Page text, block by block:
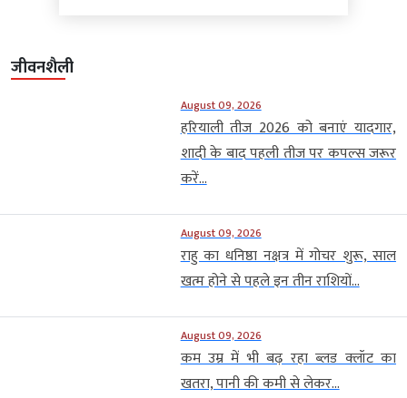
जीवनशैली
August 09, 2026
हरियाली तीज 2026 को बनाएं यादगार,
शादी के बाद पहली तीज पर कपल्स जरूर
करें...
August 09, 2026
राहु का धनिष्ठा नक्षत्र में गोचर शुरू, साल
खत्म होने से पहले इन तीन राशियों...
August 09, 2026
कम उम्र में भी बढ़ रहा ब्लड क्लॉट का
खतरा, पानी की कमी से लेकर...